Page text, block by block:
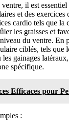
il est
et des exercices
cardio tels que la
les graisses et
du ventre. En
ciblés, tels que
les gainages
spécifique.
Efficaces pour
: